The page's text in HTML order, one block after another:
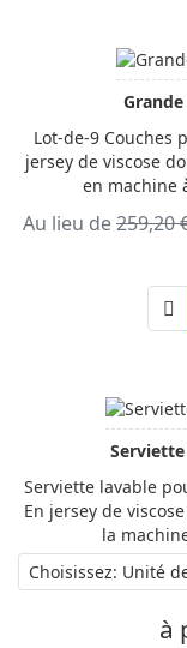
Lot-de-9 Couches
jersey de viscose
en machine
Au lieu de259,20
Serviette lavable
En jersey de
la
Choisissez: Unité
à